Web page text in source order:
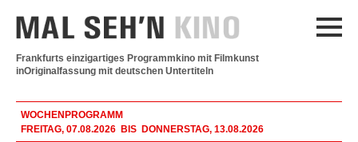
Frankfurts einzigartiges Programmkino mit Filmkunst
inOriginalfassung mit deutschen Untertiteln
WOCHENPROGRAMM
FREITAG, 07.08.2026 BIS DONNERSTAG, 13.08.2026